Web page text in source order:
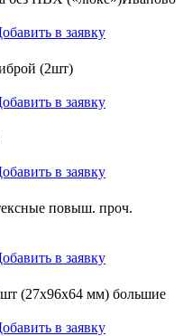
в заявку
(2шт)
в заявку
в заявку
повыш. проч.
в заявку
(27х96х64 мм) большие
в заявку